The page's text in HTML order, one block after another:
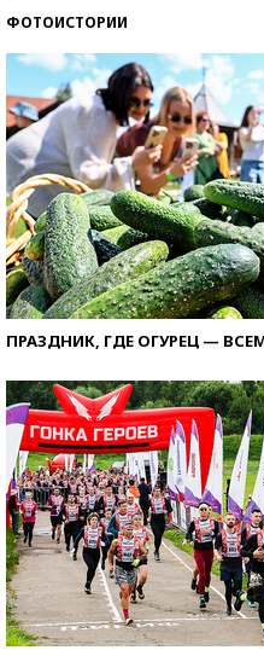
ФОТОИСТОРИИ
ПРАЗДНИК, ГДЕ ОГУРЕЦ —